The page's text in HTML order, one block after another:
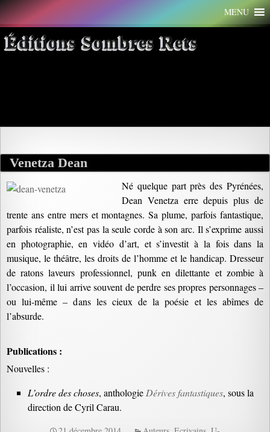
Aller
au
contenu
MENU
Éditions Sombres Rets
Archives par mot-clé : droits de
Venetza Dean
Né quelque part près des Pyrénées,
Dean Venetza erre depuis plus de
trente ans entre mers et montagnes. Sa plume, parfois fantastique,
parfois réaliste, n’est pas la seule corde à son arc. Il s’exprime aussi
en photographie, en vidéo d’art, et s’investit à la fois dans la
musique, le théâtre, les droits de l’homme et le handicap. Dresseur
de ratons laveurs professionnel, punk en dilettante et zombie à
l’occasion, il lui arrive souvent de perdre ses propres personnages –
ou lui-même – dans les cieux de la poésie et les abîmes de
l’absurde.
Publications :
Nouvelles :
L’ordre des choses, anthologie Dérives fantastiques, sous la
direction de Cyril Carau.